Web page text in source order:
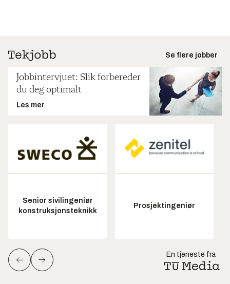
Se flere jobber
Jobbintervjuet: Slik forbereder
du deg optimalt
Les mer
Senior sivilingeniør
konstruksjonsteknikk
Prosjektingeniør
En tjeneste fra